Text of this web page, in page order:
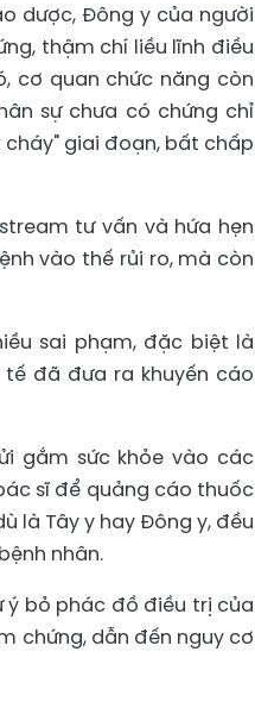
dược, Đông y của người
thậm chí liều lĩnh điều
cơ quan chức năng còn
sự chưa có chứng chỉ
giai đoạn, bất chấp
tư vấn và hứa hẹn
vào thế rủi ro, mà còn
sai phạm, đặc biệt là
đã đưa ra khuyến cáo
gắm sức khỏe vào các
sĩ để quảng cáo thuốc
là Tây y hay Đông y, đều
nhân.
ý bỏ phác đồ điều trị của
chứng, dẫn đến nguy cơ